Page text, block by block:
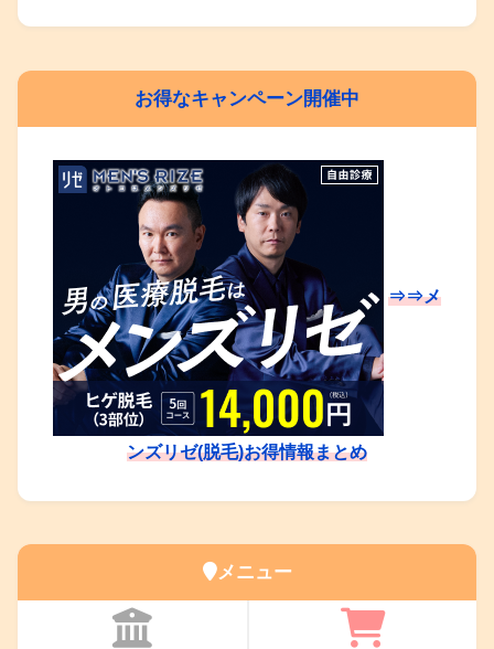
お得なキャンペーン開催中
⇒⇒メ
ンズリゼ(脱毛)お得情報まとめ
メニュー